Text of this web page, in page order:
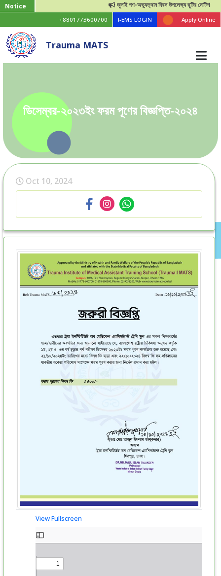
Notice জুলাই গণ-অভ্যুত্থান দিবস উপলেক্ষ্য ছুটির নোটিশ
+8801773600700 I-EMS LOGIN Apply Online
Trauma MATS
ডিসেম্বর-২০২৩ইং ফরম পূণের বিজ্ঞপ্তি-২০২৪
Oct 10, 2024
View Fullscreen
to
PDF
content